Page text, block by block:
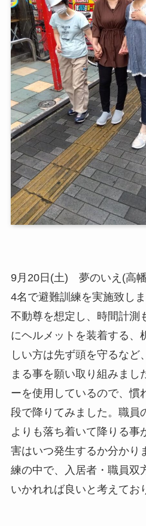
9月20日(土) 夢のいえ(高
4名で避難訓練を実施致し
不動尊を想定し、時間計測
にヘルメットを装着する、
しい方は先ず頭を守るなど
まる事を願い取り組みまし
ーを使用しているので、慣
段で降りてみました。職員
よりも落ち着いて降りる事
害はいつ発生するか分かり
練の中で、入居者・職員双
いかれれば良いと考えてお